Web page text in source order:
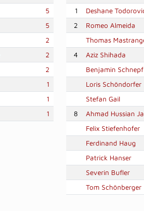
5
5
2
2
2
1
1
1
1 Deshane
2
Romeo Almeida
Thomas
4
Aziz Shihada
Benjamin Schnepf
Loris Schöndorfer
Stefan Gail
8
Ahmad Hussian
Felix Stiefenhofer
Ferdinand Haug
Patrick Hanser
Severin Bufler
Tom Schönberger